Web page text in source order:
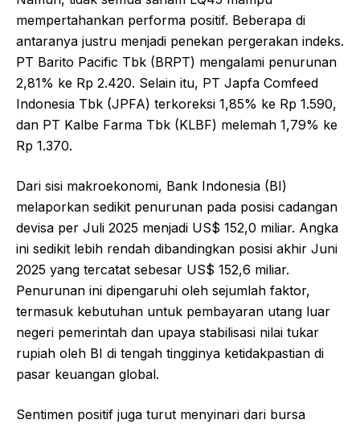
mempertahankan performa positif. Beberapa di
antaranya justru menjadi penekan pergerakan indeks.
PT Barito Pacific Tbk (BRPT) mengalami penurunan
2,81% ke Rp 2.420. Selain itu, PT Japfa Comfeed
Indonesia Tbk (JPFA) terkoreksi 1,85% ke Rp 1.590,
dan PT Kalbe Farma Tbk (KLBF) melemah 1,79% ke
Rp 1.370.
Dari sisi makroekonomi, Bank Indonesia (BI)
melaporkan sedikit penurunan pada posisi cadangan
devisa per Juli 2025 menjadi US$ 152,0 miliar. Angka
ini sedikit lebih rendah dibandingkan posisi akhir Juni
2025 yang tercatat sebesar US$ 152,6 miliar.
Penurunan ini dipengaruhi oleh sejumlah faktor,
termasuk kebutuhan untuk pembayaran utang luar
negeri pemerintah dan upaya stabilisasi nilai tukar
rupiah oleh BI di tengah tingginya ketidakpastian di
pasar keuangan global.
Sentimen positif juga turut menyinari dari bursa